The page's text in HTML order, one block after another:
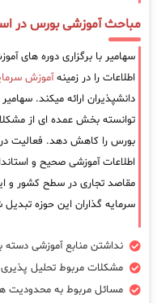
مباحث آموزشی بورس در
سهامیر با برگزاری دوره های
اطلاعات را در زمینهآموزش
دانشپذیران ارائه میکند.
توانسته بخش عمده ای از
بورس را کاهش دهد. فعالیت در
اطلاعات آموزشی صحیح و
مقاصد تجاری در سطح کشور و
سرمایه گذاران این حوزه
نداشتن منابع آموزشی
مشکلات مربوط تحلیل پذیری
مسائل مربوط به محدودیت